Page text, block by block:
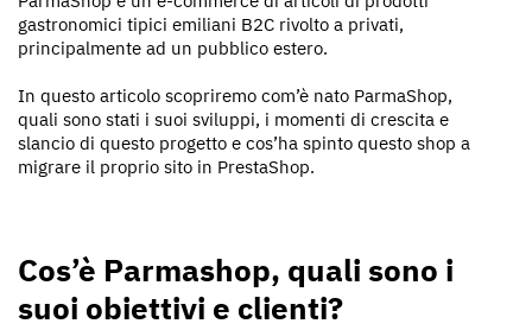
gastronomici tipici emiliani B2C rivolto a privati,
principalmente ad un pubblico estero.
In questo articolo scopriremo com’è nato ParmaShop,
quali sono stati i suoi sviluppi, i momenti di crescita e
slancio di questo progetto e cos’ha spinto questo shop a
migrare il proprio sito in PrestaShop.
Cos’è Parmashop, quali sono i
suoi obiettivi e clienti?